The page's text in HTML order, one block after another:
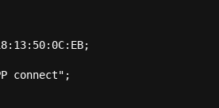
connect";